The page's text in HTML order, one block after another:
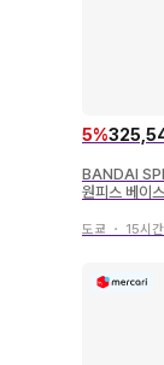
5%
BANDAI
원피스 베이
HDAYS 풀컬
UM
도쿄 ・ 15시